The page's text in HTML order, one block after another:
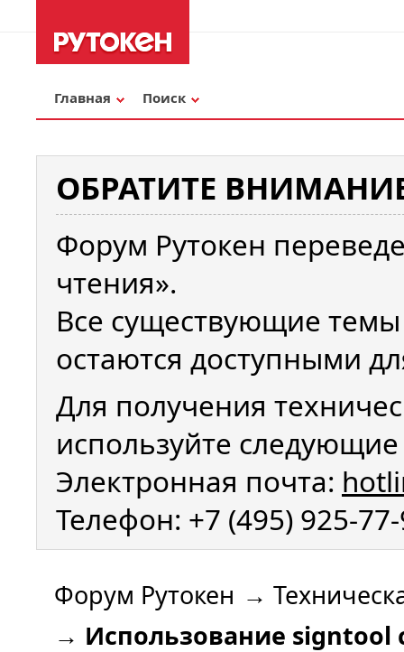
Главная Поиск
ОБРАТИТЕ
Форум Рутокен
чтения».
Все существующие
остаются доступными
Для получения
используйте
Электронная почта:
Телефон: +7 (495) 925-
Форум Рутокен →
→ Использование signtool